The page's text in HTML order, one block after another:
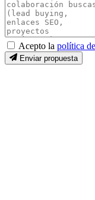
Acepto la política
Enviar propuesta